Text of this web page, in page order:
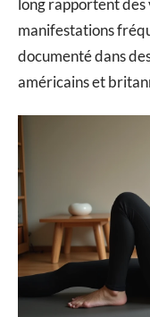
long rapportent
manifestations
documenté dans
américains et